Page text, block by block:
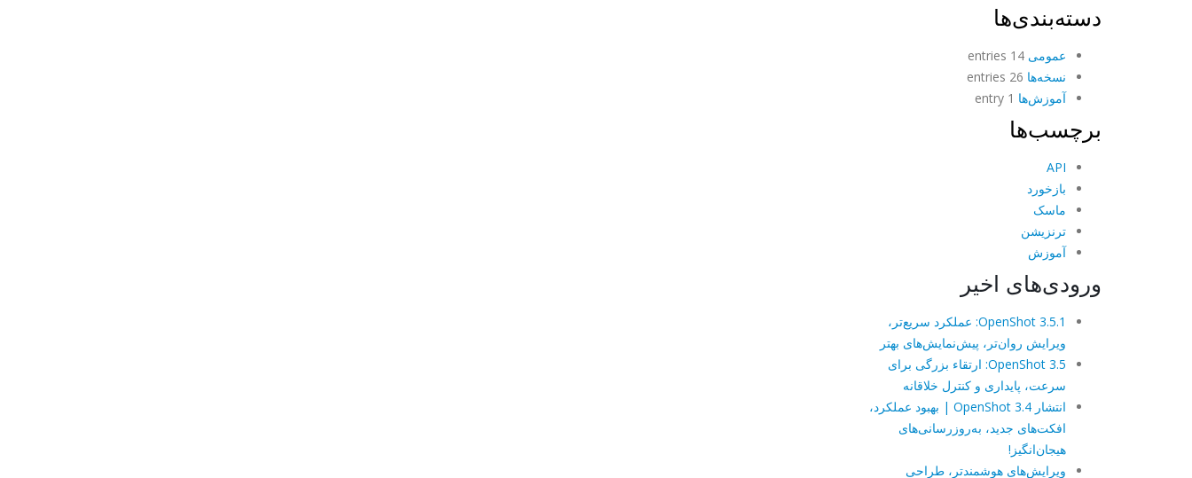
دسته‌بندی‌ها
عمومی
نسخه‌ها
آموزش‌ها
برچسب‌ها
API
بازخورد
ماسک
ترنزیشن
آموزش
ورودی‌های اخیر
OpenShot 3.5.1: عملکرد سریع‌تر،
ویرایش روان‌تر، پیش‌نمایش‌های بهتر
OpenShot 3.5: ارتقاء بزرگی برای
سرعت، پایداری و کنترل خلاقانه
انتشار OpenShot 3.4 | بهبود عملکرد،
افکت‌های جدید، به‌روزرسانی‌های
هیجان‌انگیز!
ویرایش‌های هوشمندتر، طراحی